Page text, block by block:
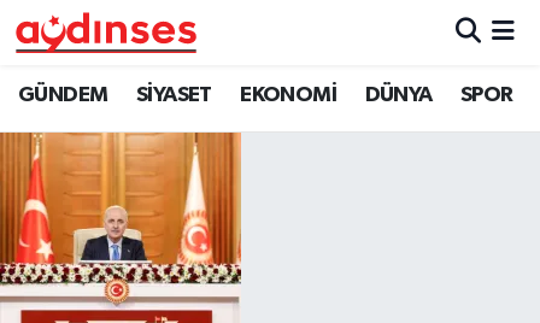
GÜNDEM SİYASET EKONOMİ DÜNYA SPOR
GÜNDEM
SİYASET
EKONOMİ
DÜNYA
Nöbetçi Eczaneler
Hava Durumu
Aydin Namaz Vakitleri
Trafik Durumu